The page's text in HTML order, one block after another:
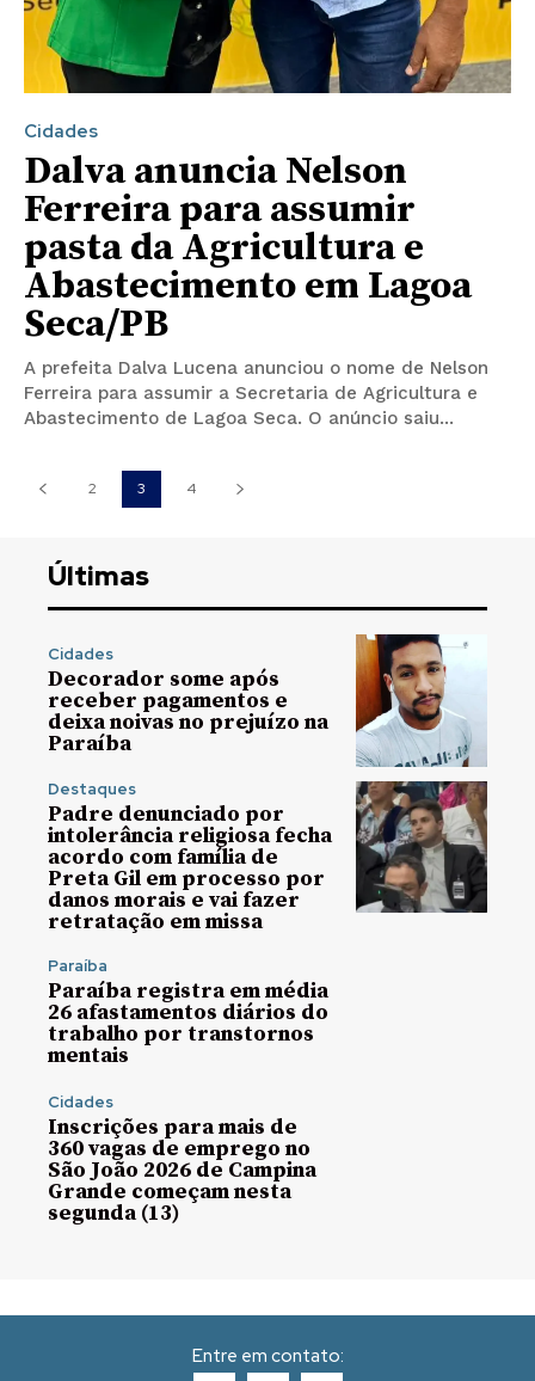
Cidades
Dalva anuncia Nelson
Ferreira para assumir
pasta da Agricultura e
Abastecimento em Lagoa
Seca/PB
A prefeita Dalva Lucena anunciou o nome de Nelson
Ferreira para assumir a Secretaria de Agricultura e
Abastecimento de Lagoa Seca. O anúncio saiu...
2 3 4
Últimas
Cidades
Decorador some após
receber pagamentos e
deixa noivas no prejuízo na
Paraíba
Destaques
Padre denunciado por
intolerância religiosa fecha
acordo com família de
Preta Gil em processo por
danos morais e vai fazer
retratação em missa
Paraíba
Paraíba registra em média
26 afastamentos diários do
trabalho por transtornos
mentais
Cidades
Inscrições para mais de
360 vagas de emprego no
São João 2026 de Campina
Grande começam nesta
segunda (13)
Entre em contato: